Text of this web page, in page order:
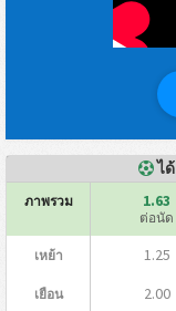
ได้
ภาพรวม 1.63
ต่อนัด
เหย้า 1.25
เยือน 2.00